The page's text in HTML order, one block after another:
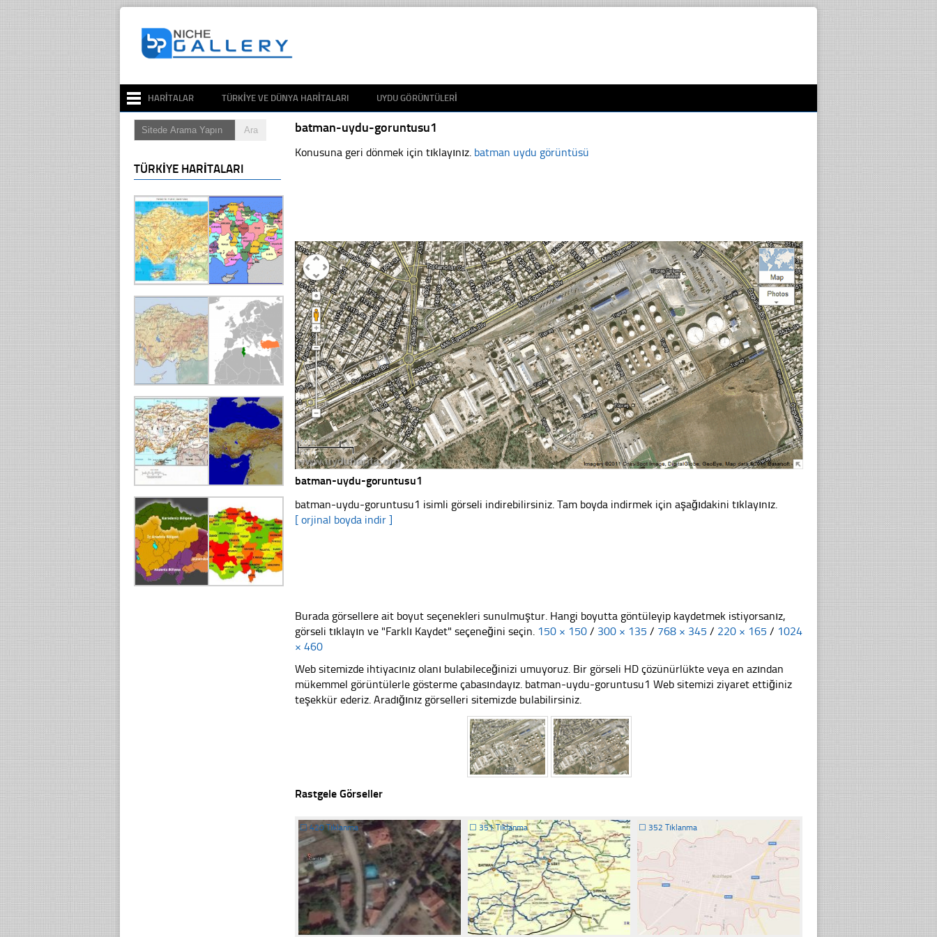
HARITALAR TÜRKIYE VE DÜNYA HARITALARI UYDU GÖRÜNTÜLERI
batman-uydu-goruntusu1
Konusuna geri dönmek için tıklayınız. batman uydu görüntüsü
batman-uydu-goruntusu1
batman-uydu-goruntusu1 isimli görseli indirebilirsiniz. Tam boyda indirmek için aşağıdakini tıklayınız.
[ orjinal boyda indir ]
Burada görsellere ait boyut seçenekleri sunulmuştur. Hangi boyutta göntüleyip kaydetmek istiyorsanız,
görseli tıklayın ve "Farklı Kaydet" seçeneğini seçin. 150 × 150 / 300 × 135 / 768 × 345 / 220 × 165 / 1024
× 460
Web sitemizde ihtiyacınız olanı bulabileceğinizi umuyoruz. Bir görseli HD çözünürlükte veya en azından
mükemmel görüntülerle gösterme çabasındayız. batman-uydu-goruntusu1 Web sitemizi ziyaret ettiğiniz
teşekkür ederiz. Aradığınız görselleri sitemizde bulabilirsiniz.
Rastgele Görseller
☐420 Tıklanma ☐ 351 Tıklanma ☐ 352 Tıklanma
TÜRKIYE HARITALARI